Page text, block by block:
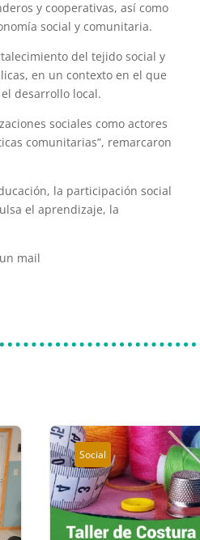
y cooperativas, así como
social y comunitaria.
del tejido social y
en un contexto en el que
desarrollo local.
sociales como actores
comunitarias”, remarcaron
la participación social
el aprendizaje, la
mail
Social